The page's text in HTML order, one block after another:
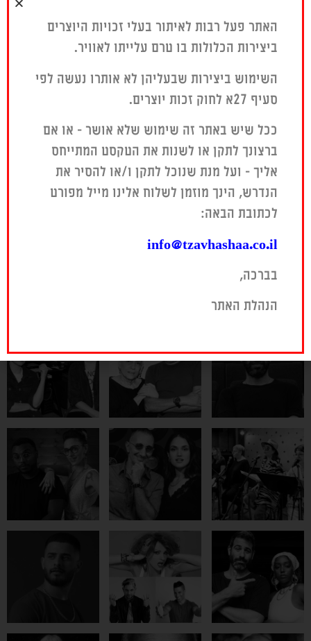
האתר פעל רבות לאיתור בעלי זכויות היוצרים
ביצירות הכלולות בו טרם עלייתו לאוויר.
השימוש ביצירות שבעליהן לא אותרו נעשה לפי
סעיף 27א לחוק זכות יוצרים.
ככל שיש באתר זה שימוש שלא אושר – או אם
ברצונך לתקן או לשנות את הטקסט המתייחס
אליך – ועל מנת שנוכל לתקן ו/או להסיר את
הנדרש, הינך מוזמן לשלוח אלינו מייל מפורט
לכתובת הבאה:
info@tzavhashaa.co.il
בברכה,
הנהלת האתר